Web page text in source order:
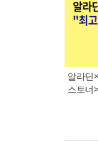
알라딘
스토너